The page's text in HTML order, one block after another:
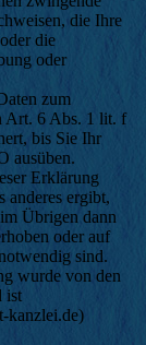
die Ihre
die
oder
zum
Art. 6 Abs. 1 lit. f
bis Sie Ihr
ausüben.
Erklärung
anderes ergibt,
Übrigen dann
oder auf
sind.
wurde von den
ist
kanzlei.de)